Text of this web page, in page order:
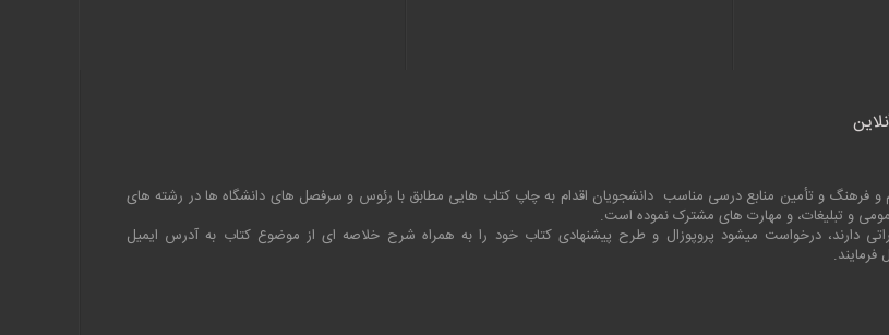
و فرهنگ و تأمین منابع درسی مناسب دانشجویان اقدام به چاپ کتاب هایی مطابق با رئوس و سرفصل های دانشگاه ها در رشته های
عمومی و تبلیغات، و مهارت های مشترک نموده است.
دارند، درخواست میشود پروپوزال و طرح پیشنهادی کتاب خود را به همراه شرح خلاصه ای از موضوع کتاب به آدرس ایمیل
فرمایند.